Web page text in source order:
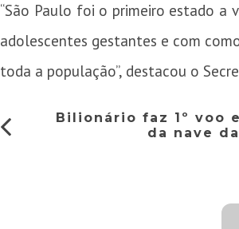
“São Paulo foi o primeiro estado a
adolescentes gestantes e com
toda a população”, destacou o
Bilionário faz 1º voo
da nave